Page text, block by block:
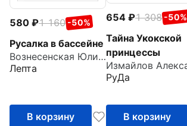
580 1 160 -50%
Русалка в бассейне
Вознесенская Юлия Николаевна
Лепта
В корзину
654 1 308 -50%
Тайна Укокской
принцессы
РуДа
В корзину